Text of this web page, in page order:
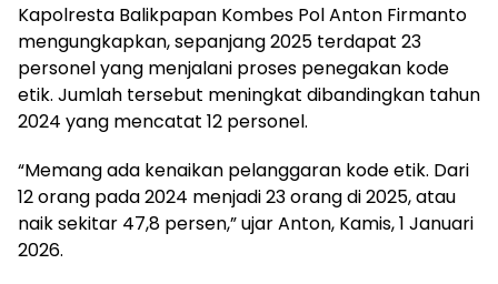
Kapolresta Balikpapan Kombes Pol Anton Firmanto
mengungkapkan, sepanjang 2025 terdapat 23
personel yang menjalani proses penegakan kode
etik. Jumlah tersebut meningkat dibandingkan tahun
2024 yang mencatat 12 personel.
“Memang ada kenaikan pelanggaran kode etik. Dari
12 orang pada 2024 menjadi 23 orang di 2025, atau
naik sekitar 47,8 persen,” ujar Anton, Kamis, 1 Januari
2026.